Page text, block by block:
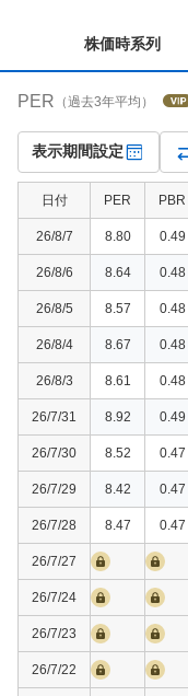
列
株価時系列
PER （過去3年平均）
表示期間設定
日付 PER PBR
26/8/7 8.80 0.49
26/8/6 8.64 0.48
26/8/5 8.57 0.48
26/8/4 8.67 0.48
26/8/3 8.61 0.48
26/7/31 8.92 0.49
26/7/30 8.52 0.47
26/7/29 8.42 0.47
26/7/28 8.47 0.47
26/7/27
26/7/24
26/7/23
26/7/22